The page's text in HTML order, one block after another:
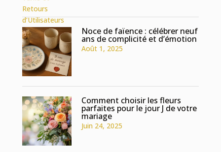
Noce de faïence : célébrer neuf
ans de complicité et d’émotion
Août 1, 2025
Comment choisir les fleurs
parfaites pour le jour J de votre
mariage
Juin 24, 2025